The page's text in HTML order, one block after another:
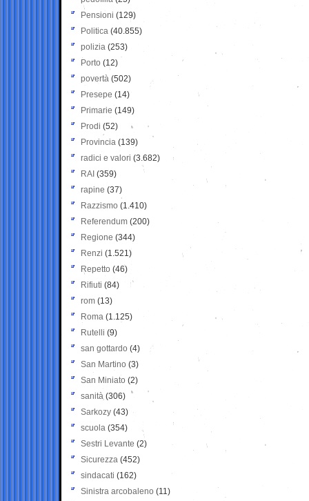
Pensioni (129)
Politica (40.855)
polizia (253)
Porto (12)
povertà (502)
Presepe (14)
Primarie (149)
Prodi (52)
Provincia (139)
radici e valori (3.682)
RAI (359)
rapine (37)
Razzismo (1.410)
Referendum (200)
Regione (344)
Renzi (1.521)
Repetto (46)
Rifiuti (84)
rom (13)
Roma (1.125)
Rutelli (9)
san gottardo (4)
San Martino (3)
San Miniato (2)
sanità (306)
Sarkozy (43)
scuola (354)
Sestri Levante (2)
Sicurezza (452)
sindacati (162)
Sinistra arcobaleno (11)